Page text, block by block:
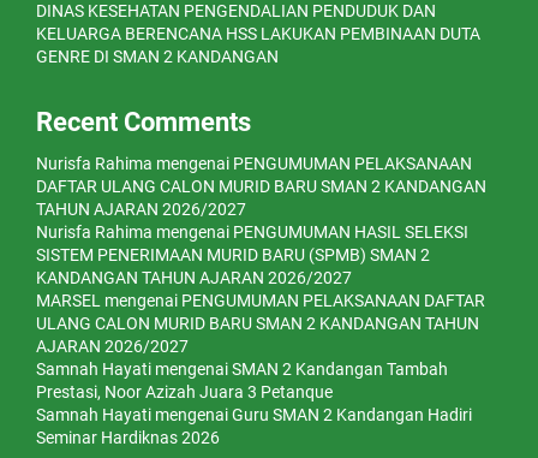
DINAS KESEHATAN PENGENDALIAN PENDUDUK DAN
KELUARGA BERENCANA HSS LAKUKAN PEMBINAAN DUTA
GENRE DI SMAN 2 KANDANGAN
Recent Comments
Nurisfa Rahima mengenai PENGUMUMAN PELAKSANAAN
DAFTAR ULANG CALON MURID BARU SMAN 2 KANDANGAN
TAHUN AJARAN 2026/2027
Nurisfa Rahima mengenai PENGUMUMAN HASIL SELEKSI
SISTEM PENERIMAAN MURID BARU (SPMB) SMAN 2
KANDANGAN TAHUN AJARAN 2026/2027
MARSEL mengenai PENGUMUMAN PELAKSANAAN DAFTAR
ULANG CALON MURID BARU SMAN 2 KANDANGAN TAHUN
AJARAN 2026/2027
Samnah Hayati mengenaiSMAN 2 Kandangan Tambah
Prestasi, Noor Azizah Juara 3 Petanque
Samnah Hayati mengenaiGuru SMAN 2 Kandangan Hadiri
Seminar Hardiknas 2026